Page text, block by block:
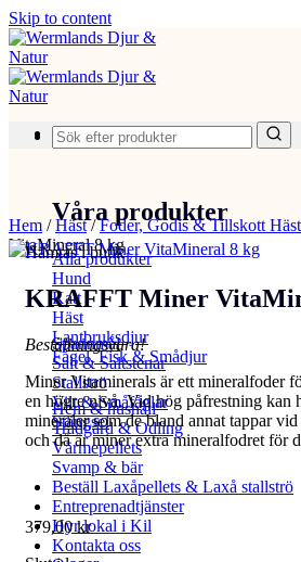
Skip to content
Produkter
Våra produkter
Alla produkter
Hund
Katt
Häst
Lantbruksdjur
Fågel, Fisk & Smådjur
Spannmål
Salt & Saltstenar
Stallströ
Vilt & Småfåglar
Stängsel
Hem & hushåll
Trädgård & Odling
Värmepellets
Svamp & bär
Beställ Laxåpellets & Laxå stallströ
Entreprenadtjänster
Hyr lokal i Kil
Kontakta oss
Hem /Häst/Foder, Godis & Tillskott Häst
VitaMineral 8 kg
Hämtas i butik
KRAFFT Miner
Beställningsvara!
Miner Vitaminerals är ett mineralfoder
en högre nivå. Vid hög påfrestning kan
mineraler som de bland annat tappar
och då är miner extra mineralfodret för
379,00kr